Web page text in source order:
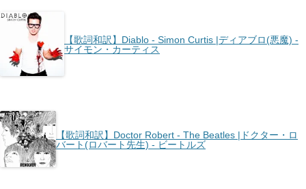
【歌詞和訳】Diablo - Simon Curtis |ディアブロ(悪魔) -
サイモン・カーティス
【歌詞和訳】Doctor Robert - The Beatles |ドクター・ロ
バート(ロバート先生) - ビートルズ